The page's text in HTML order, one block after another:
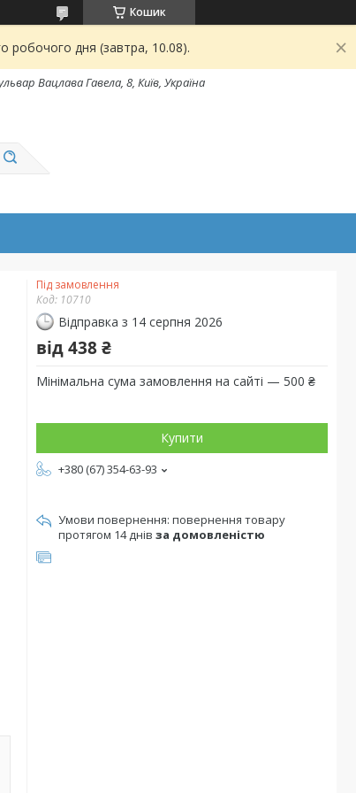
Кошик
робочого дня (завтра, 10.08).
Вацлава Гавела, 8, Київ, Україна
Під замовлення
Код: 10710
Відправка з 14 серпня 2026
від438 ₴
Мінімальна сума замовлення на сайті — 500 ₴
Купити
+380 (67) 354-63-93
повернення товару
протягом 14 днів за домовленістю